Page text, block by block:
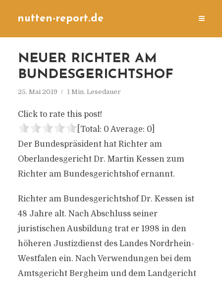
nutten-report.de
NEUER RICHTER AM
BUNDESGERICHTSHOF
25. Mai 2019 1 Min. Lesedauer
Click to rate this post!
[Total: 0 Average: 0]
Der Bundespräsident hat Richter am
Oberlandesgericht Dr. Martin Kessen zum
Richter am Bundesgerichtshof ernannt.
Richter am Bundesgerichtshof Dr. Kessen ist
48 Jahre alt. Nach Abschluss seiner
juristischen Ausbildung trat er 1998 in den
höheren Justizdienst des Landes Nordrhein-
Westfalen ein. Nach Verwendungen bei dem
Amtsgericht Bergheim und dem Landgericht